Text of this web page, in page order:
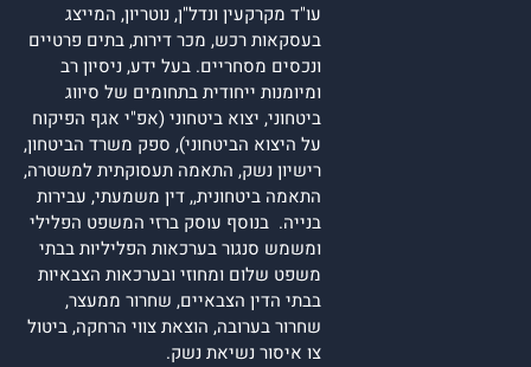
עו"ד מקרקעין ונדל"ן, נוטריון, המייצג
בעסקאות רכש, מכר דירות, בתים פרטיים
ונכסים מסחריים. בעל ידע, ניסיון רב
ומיומנות ייחודית בתחומים של סיווג
ביטחוני, יצוא ביטחוני (אפ"י אגף הפיקוח
על היצוא הביטחוני), ספק משרד הביטחון,
רישיון נשק, התאמה תעסוקתית למשטרה,
התאמה ביטחונית,, דין משמעתי, עבירות
בנייה. בנוסף עוסק ברזי המשפט הפלילי
ומשמש סנגור בערכאות הפליליות בבתי
משפט שלום ומחוזי ובערכאות הצבאיות
בבתי הדין הצבאיים, שחרור ממעצר,
שחרור בערובה, הוצאת צווי הרחקה, ביטול
צו איסור נשיאת נשק.